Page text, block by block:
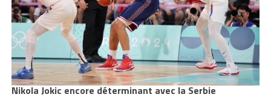
Nikola Jokic encore déterminant avec la Serbie